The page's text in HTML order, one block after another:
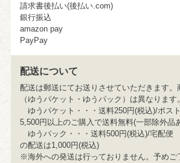
請求書後払い(後払い.com)
銀行振込
amazon pay
PayPay
配送について
配送は郵送にてお送りさせていただきます。
（ゆうパケット・ゆうパック）は異なります。
ゆうパケット・・・送料250円(税込)/ポ
5,500円以上のご購入で送料無料(一部除外品
ゆうパック・・・送料500円(税込)/宅配
の配送は1,000円(税込)
※海外への発送は行っておりません。予めご